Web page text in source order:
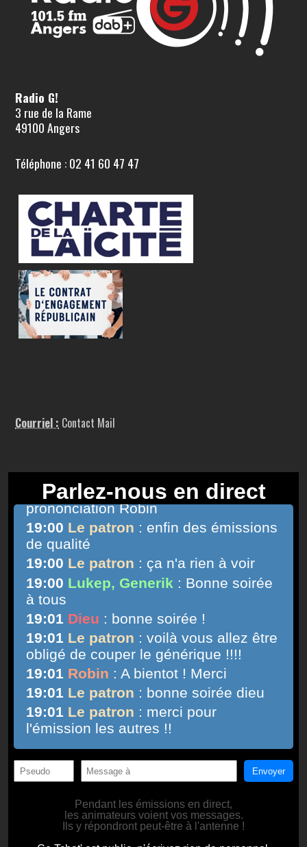
Radio G!
3 rue de la Rame
49100 Angers
Téléphone : 02 41 60 47 47
Courriel : Contact Mail